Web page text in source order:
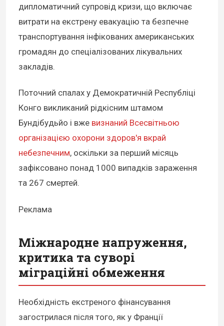
дипломатичний супровід кризи, що включає
витрати на екстрену евакуацію та безпечне
транспортування інфікованих американських
громадян до спеціалізованих лікувальних
закладів.
Поточний спалах у Демократичній Республіці
Конго викликаний рідкісним штамом
Бундібудьйо і вже визнаний Всесвітньою
організацією охорони здоров'я вкрай
небезпечним, оскільки за перший місяць
зафіксовано понад 1000 випадків зараження
та 267 смертей.
Реклама
Міжнародне напруження,
критика та суворі
міграційні обмеження
Необхідність екстреного фінансування
загострилася після того, як у Франції